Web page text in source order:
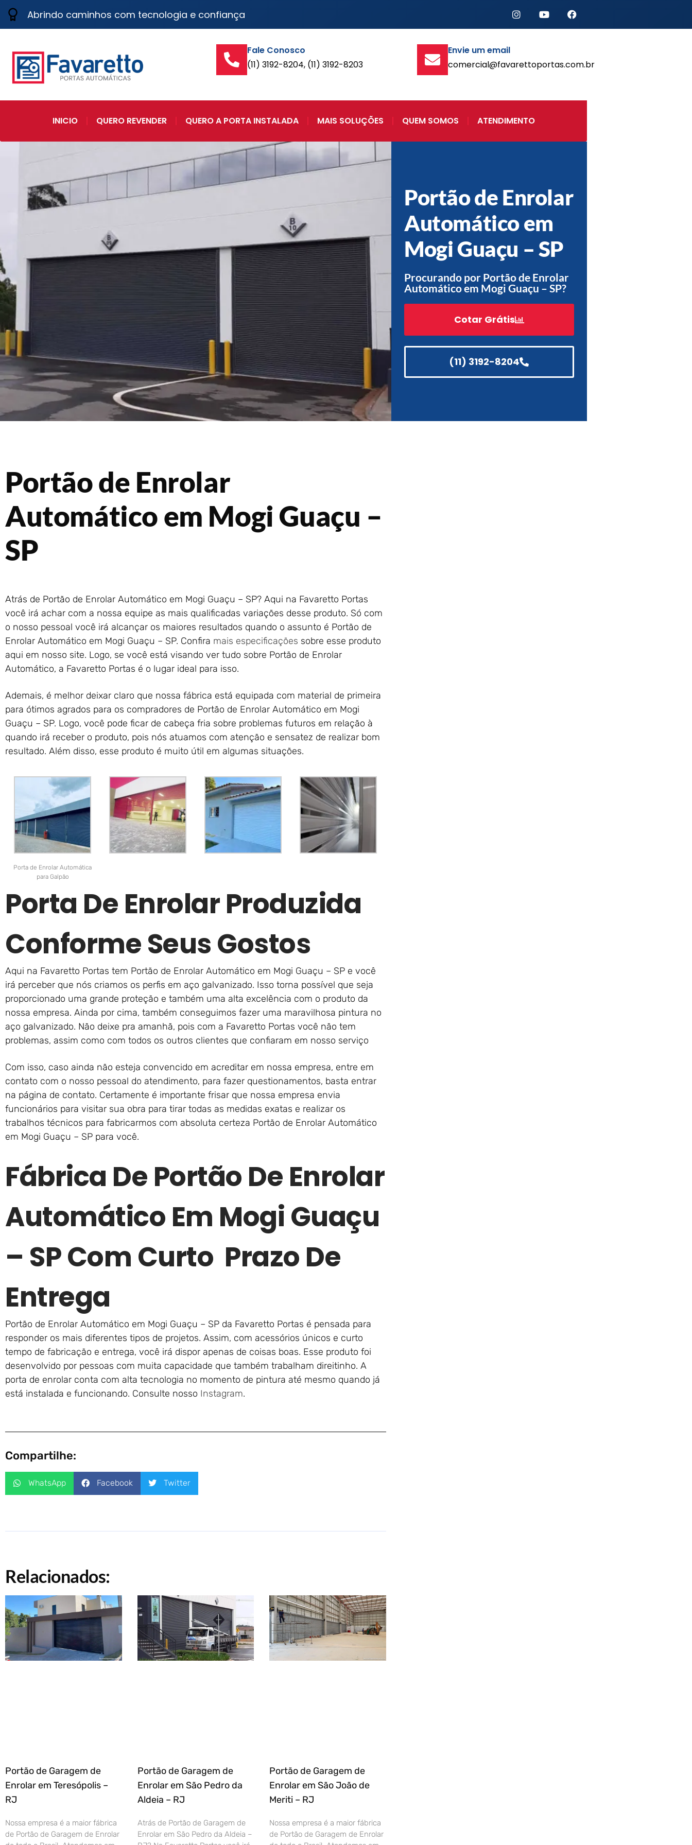
Abrindo caminhos com tecnologia e confiança
Fale Conosco
(11) 3192-8204, (11) 3192-8203
Envie um email
comercial@favarettoportas.com.br
INICIO QUERO REVENDER QUERO A PORTA INSTALADA MAIS SOLUÇÕES QUEM SOMOS ATENDIMENTO
Portão de Enrolar
Automático em
Mogi Guaçu – SP
Procurando por Portão de Enrolar
Automático em Mogi Guaçu – SP?
Cotar Grátis
(11) 3192-8204
Portão de Enrolar
Automático em Mogi Guaçu –
SP
Atrás de Portão de Enrolar Automático em Mogi Guaçu – SP? Aqui na Favaretto Portas
você irá achar com a nossa equipe as mais qualificadas variações desse produto. Só com
o nosso pessoal você irá alcançar os maiores resultados quando o assunto é Portão de
Enrolar Automático em Mogi Guaçu – SP. Confira mais especificações sobre esse produto
aqui em nosso site. Logo, se você está visando ver tudo sobre Portão de Enrolar
Automático, a Favaretto Portas é o lugar ideal para isso.
Ademais, é melhor deixar claro que nossa fábrica está equipada com material de primeira
para ótimos agrados para os compradores de Portão de Enrolar Automático em Mogi
Guaçu – SP. Logo, você pode ficar de cabeça fria sobre problemas futuros em relação à
quando irá receber o produto, pois nós atuamos com atenção e sensatez de realizar bom
resultado. Além disso, esse produto é muito útil em algumas situações.
Porta de Enrolar Automática
para Galpão
Porta De Enrolar Produzida
Conforme Seus Gostos
Aqui na Favaretto Portas tem Portão de Enrolar Automático em Mogi Guaçu – SP e você
irá perceber que nós criamos os perfis em aço galvanizado. Isso torna possível que seja
proporcionado uma grande proteção e também uma alta excelência com o produto da
nossa empresa. Ainda por cima, também conseguimos fazer uma maravilhosa pintura no
aço galvanizado. Não deixe pra amanhã, pois com a Favaretto Portas você não tem
problemas, assim como com todos os outros clientes que confiaram em nosso serviço
Com isso, caso ainda não esteja convencido em acreditar em nossa empresa, entre em
contato com o nosso pessoal do atendimento, para fazer questionamentos, basta entrar
na página de contato. Certamente é importante frisar que nossa empresa envia
funcionários para visitar sua obra para tirar todas as medidas exatas e realizar os
trabalhos técnicos para fabricarmos com absoluta certeza Portão de Enrolar Automático
em Mogi Guaçu – SP para você.
Fábrica De Portão De Enrolar
Automático Em Mogi Guaçu
– SP Com Curto Prazo De
Entrega
Portão de Enrolar Automático em Mogi Guaçu – SP da Favaretto Portas é pensada para
responder os mais diferentes tipos de projetos. Assim, com acessórios únicos e curto
tempo de fabricação e entrega, você irá dispor apenas de coisas boas. Esse produto foi
desenvolvido por pessoas com muita capacidade que também trabalham direitinho. A
porta de enrolar conta com alta tecnologia no momento de pintura até mesmo quando já
está instalada e funcionando. Consulte nosso Instagram.
Compartilhe:
WhatsApp Facebook Twitter
Relacionados:
Portão de Garagem de
Enrolar em Teresópolis –
RJ
Nossa empresa é a maior fábrica
de Portão de Garagem de Enrolar
Portão de Garagem de
Enrolar em São Pedro da
Aldeia – RJ
Atrás de Portão de Garagem de
Enrolar em São Pedro da Aldeia –
Portão de Garagem de
Enrolar em São João de
Meriti – RJ
Nossa empresa é a maior fábrica
de Portão de Garagem de Enrolar